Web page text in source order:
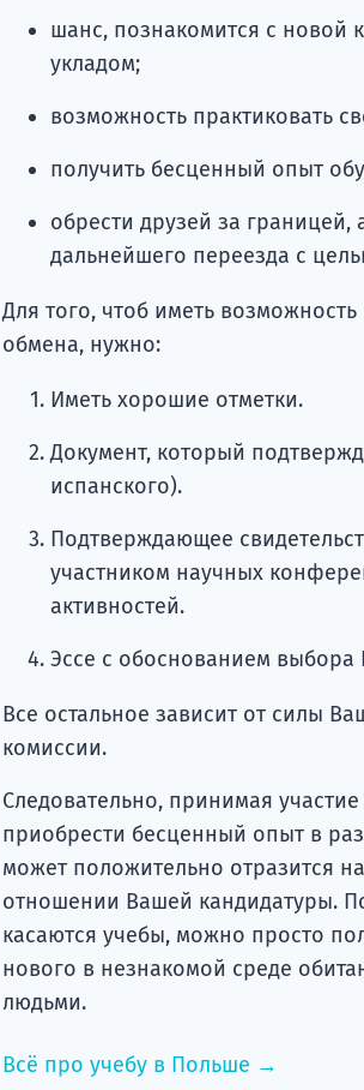
шанс, познакомится с новой
укладом;
возможность практиковать
получить бесценный опыт
обрести друзей за границей,
дальнейшего переезда с
Для того, чтоб иметь
обмена, нужно:
Иметь хорошие отметки.
Документ, который
испанского).
Подтверждающее
участником научных
активностей.
Эссе с обоснованием выбора
Все остальное зависит от силы
комиссии.
Следовательно, принимая
приобрести бесценный опыт в
может положительно отразится
отношении Вашей кандидатуры.
касаются учебы, можно просто
нового в незнакомой среде
людьми.
Всё про учебу в Польше →